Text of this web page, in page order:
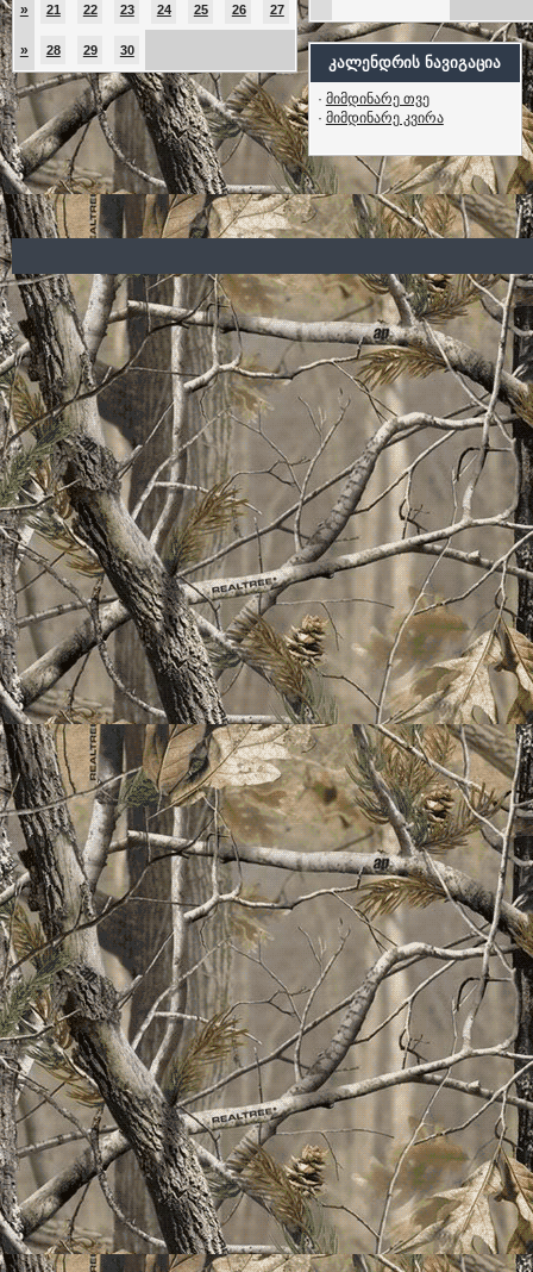
» 21 22 23 24 25 26 27
» 28 29 30
კალენდრის ნავიგაცია
· მიმდინარე თვე
· მიმდინარე კვირა